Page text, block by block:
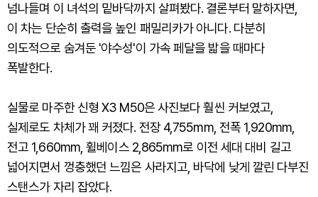
넘나들며 이 녀석의 밑바닥까지 살펴봤다. 결론부터 말하자면,
이 차는 단순히 출력을 높인 패밀리카가 아니다. 다분히
의도적으로 숨겨둔 '야수성'이 가속 페달을 밟을 때마다
폭발한다.
실물로 마주한 신형 X3 M50은 사진보다 훨씬 커보였고,
실제로도 차체가 꽤 커졌다. 전장 4,755mm, 전폭 1,920mm,
전고 1,660mm, 휠베이스 2,865mm로 이전 세대 대비 길고
넓어지면서 껑충했던 느낌은 사라지고, 바닥에 낮게 깔린 다부진
스탠스가 자리 잡았다.